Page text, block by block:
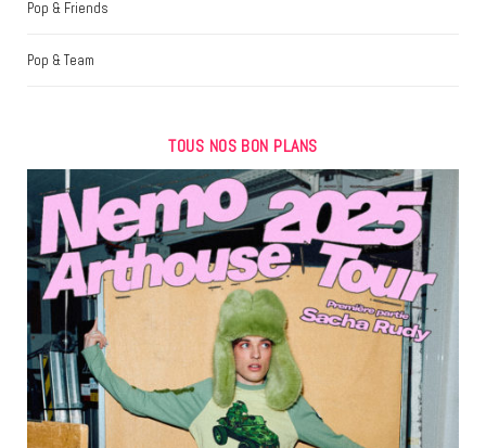
Pop & Friends
Pop & Team
TOUS NOS BON PLANS